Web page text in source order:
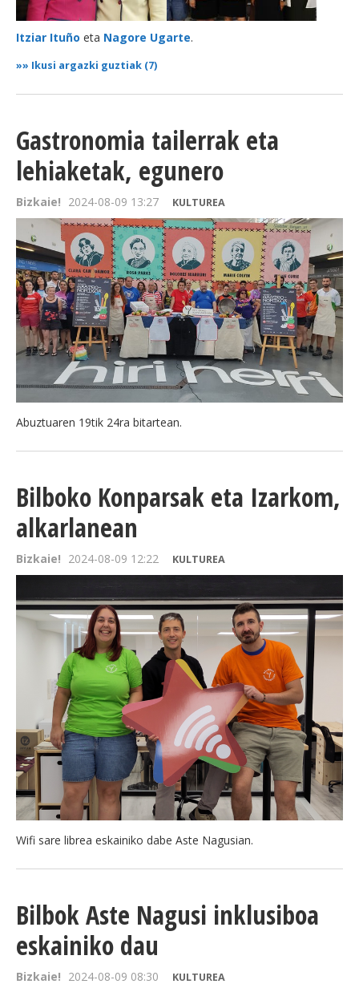
Itziar Ituño eta Nagore Ugarte.
»» Ikusi argazki guztiak (7)
Gastronomia tailerrak eta
lehiaketak, egunero
Bizkaie! 2024-08-09 13:27 KULTUREA
Abuztuaren 19tik 24ra bitartean.
Bilboko Konparsak eta Izarkom,
alkarlanean
Bizkaie! 2024-08-09 12:22 KULTUREA
Wifi sare librea eskainiko dabe Aste Nagusian.
Bilbok Aste Nagusi inklusiboa
eskainiko dau
Bizkaie! 2024-08-09 08:30 KULTUREA